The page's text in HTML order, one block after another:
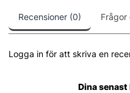
Recensioner (0) Frågor
Logga in för att skriva en
Dina